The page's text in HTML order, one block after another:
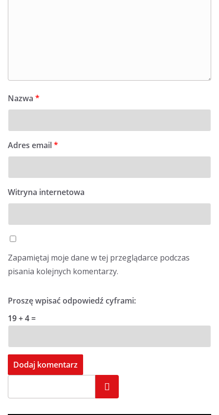
Nazwa *
Adres email*
Witryna internetowa
Zapamiętaj moje dane w tej przeglądarce podczas
pisania kolejnych komentarzy.
Proszę wpisać odpowiedź cyframi:
19 + 4 =
Szukaj